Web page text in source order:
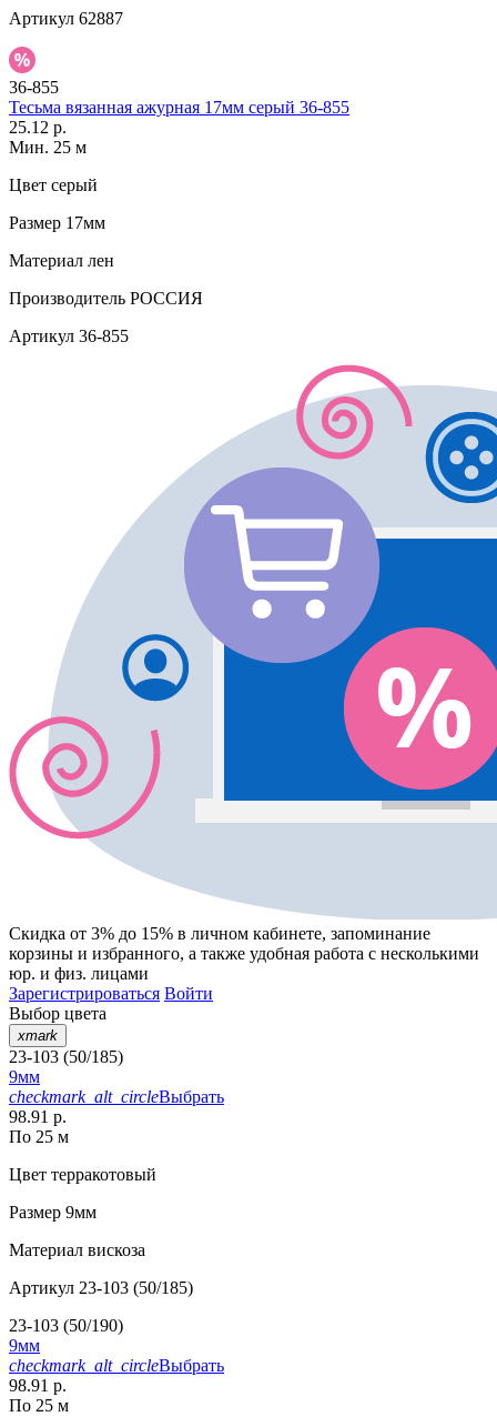
Артикул 62887
36-855
Тесьма вязанная ажурная 17мм серый 36-855
25.12 р.
Мин. 25 м
Цвет серый
Размер 17мм
Материал лен
Производитель РОССИЯ
Артикул 36-855
Скидка от 3% до 15% в личном кабинете, запоминание
корзины и избранного, а также удобная работа с несколькими
юр. и физ. лицами
Зарегистрироваться Войти
Выбор цвета
xmark
23-103 (50/185)
9мм
checkmark_alt_circleВыбрать
98.91 р.
По 25 м
Цвет терракотовый
Размер 9мм
Материал вискоза
Артикул 23-103 (50/185)
23-103 (50/190)
9мм
checkmark_alt_circleВыбрать
98.91 р.
По 25 м